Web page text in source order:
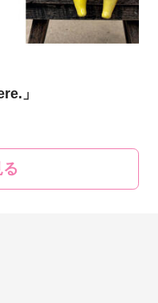
」
る